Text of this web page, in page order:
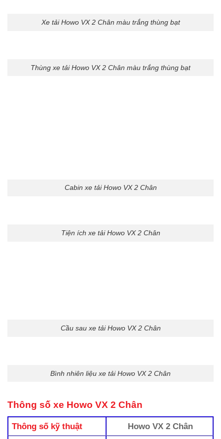
Xe tải Howo VX 2 Chân màu trắng thùng bạt
Thùng xe tải Howo VX 2 Chân màu trắng thùng bạt
Cabin xe tải Howo VX 2 Chân
Tiện ích xe tải Howo VX 2 Chân
Cầu sau xe tải Howo VX 2 Chân
Bình nhiên liệu xe tải Howo VX 2 Chân
Thông số xe Howo VX 2 Chân
Thông số kỹ thuật
Howo VX 2 Chân